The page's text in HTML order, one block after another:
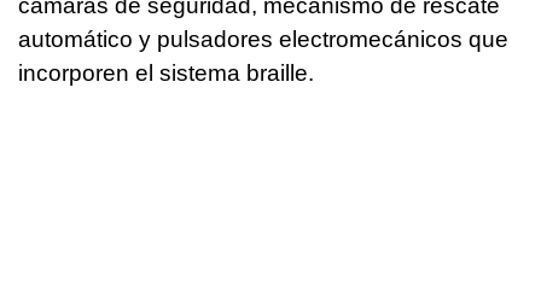
cámaras de seguridad, mecanismo de rescate
automático y pulsadores electromecánicos que
incorporen el sistema braille.